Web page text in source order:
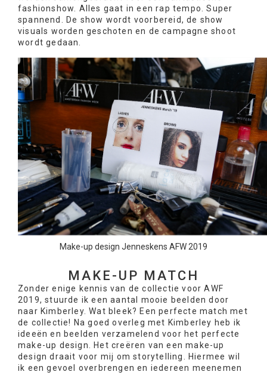
fashionshow. Alles gaat in een rap tempo. Super
spannend. De show wordt voorbereid, de show
visuals worden geschoten en de campagne shoot
wordt gedaan.
Make-up design Jenneskens AFW 2019
MAKE-UP MATCH
Zonder enige kennis van de collectie voor AWF
2019, stuurde ik een aantal mooie beelden door
naar Kimberley. Wat bleek? Een perfecte match met
de collectie! Na goed overleg met Kimberley heb ik
ideeën en beelden verzamelend voor het perfecte
make-up design. Het creëren van een make-up
design draait voor mij om storytelling. Hiermee wil
ik een gevoel overbrengen en iedereen meenemen